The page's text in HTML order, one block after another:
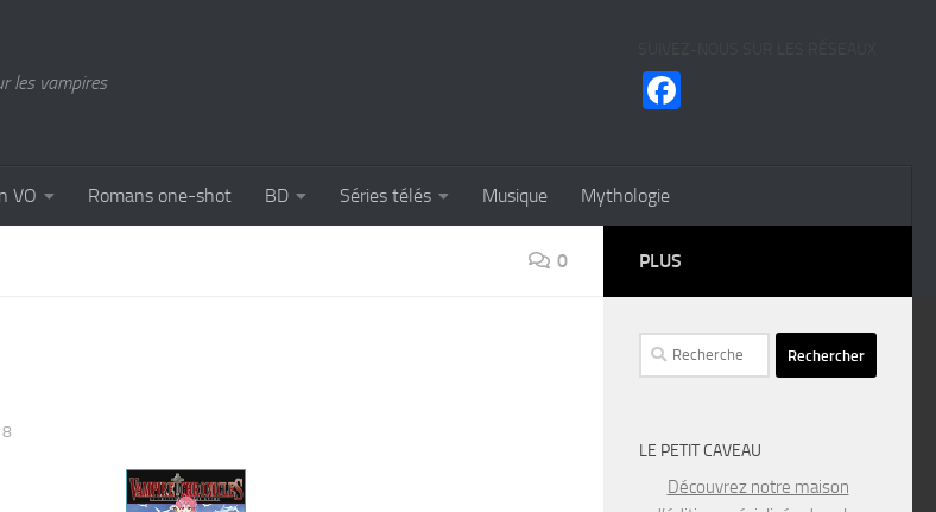
les vampires
VO Romans one-shot BD Séries télés Musique Mythologie
0 PLUS
Rechercher :
LE PETIT CAVEAU
Découvrez notre maison